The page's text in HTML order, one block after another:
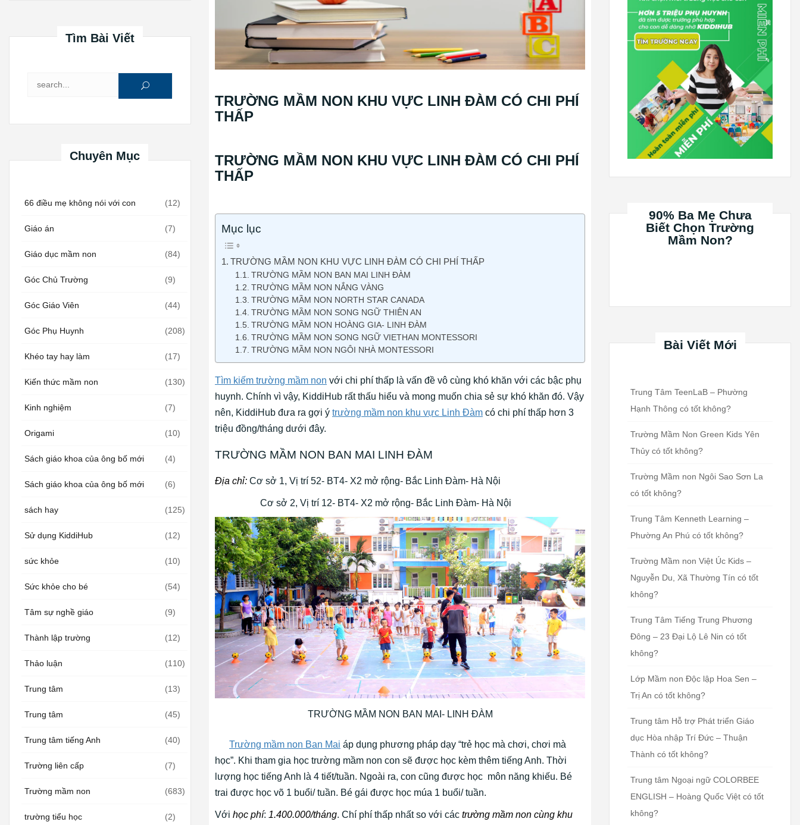
Tìm Bài Viết
Tìm kiếm cho:
Chuyên Mục
66 điều mẹ không nói với con (12)
Giáo án (7)
Giáo dục mầm non (84)
Góc Chủ Trường (9)
Góc Giáo Viên (44)
Góc Phụ Huynh (208)
Khéo tay hay làm (17)
Kiến thức mầm non (130)
Kinh nghiệm (7)
Origami (10)
Sách giáo khoa của ông bố mới (4)
Sách giáo khoa của ông bố mới (6)
sách hay (125)
Sử dụng KiddiHub (12)
sức khỏe (10)
Sức khỏe cho bé (54)
Tâm sự nghề giáo (9)
Thành lập trường (12)
Thảo luận (110)
Trung tâm (13)
Trung tâm (45)
Trung tâm tiếng Anh (40)
Trường liên cấp (7)
Trường mầm non (683)
trường tiểu học (2)
TRƯỜNG MẦM NON KHU VỰC LINH ĐÀM CÓ CHI PHÍ
THẤP
TRƯỜNG MẦM NON KHU VỰC LINH ĐÀM CÓ CHI PHÍ
THẤP
Mục lục
TRƯỜNG MẦM NON KHU VỰC LINH ĐÀM CÓ CHI PHÍ THẤP
TRƯỜNG MẦM NON BAN MAI LINH ĐÀM
TRƯỜNG MẦM NON NẮNG VÀNG
TRƯỜNG MẦM NON NORTH STAR CANADA
TRƯỜNG MẦM NON SONG NGỮ THIÊN AN
TRƯỜNG MẦM NON HOÀNG GIA- LINH ĐÀM
TRƯỜNG MẦM NON SONG NGỮ VIETHAN MONTESSORI
TRƯỜNG MẦM NON NGÔI NHÀ MONTESSORI
Tìm kiếm trường mầm non với chi phí thấp là vấn đề vô cùng khó khăn với các bậc phụ
huynh. Chính vì vậy, KiddiHub rất thấu hiểu và mong muốn chia sẻ sự khó khăn đó. Vậy
nên, KiddiHub đưa ra gợi ý trường mầm non khu vực Linh Đàm có chi phí thấp hơn 3
triệu đồng/tháng dưới đây.
TRƯỜNG MẦM NON BAN MAI LINH ĐÀM
Địa chỉ: Cơ sở 1, Vị trí 52- BT4- X2 mở rộng- Bắc Linh Đàm- Hà Nội
Cơ sở 2, Vị trí 12- BT4- X2 mở rộng- Bắc Linh Đàm- Hà Nội
TRƯỜNG MẦM NON BAN MAI- LINH ĐÀM
Trường mầm non Ban Mai áp dụng phương pháp dạy “trẻ học mà chơi, chơi mà
học”. Khi tham gia học trường mầm non con sẽ được học kèm thêm tiếng Anh. Thời
lượng học tiếng Anh là 4 tiết/tuần. Ngoài ra, con cũng được học môn năng khiếu. Bé
trai được học võ 1 buổi/ tuần. Bé gái được học múa 1 buổi/ tuần.
Với học phí: 1.400.000/tháng. Chí phí thấp nhất so với các trường mầm non cùng khu
90% Ba Mẹ Chưa
Biết Chọn Trường
Mầm Non?
Bài Viết Mới
Trung Tâm TeenLaB – Phường
Hạnh Thông có tốt không?
Trường Mầm Non Green Kids Yên
Thủy có tốt không?
Trường Mầm non Ngôi Sao Sơn La
có tốt không?
Trung Tâm Kenneth Learning –
Phường An Phú có tốt không?
Trường Mầm non Việt Úc Kids –
Nguyễn Du, Xã Thường Tín có tốt
không?
Trung Tâm Tiếng Trung Phương
Đông – 23 Đại Lộ Lê Nin có tốt
không?
Lớp Mầm non Độc lập Hoa Sen –
Trị An có tốt không?
Trung tâm Hỗ trợ Phát triển Giáo
dục Hòa nhập Trí Đức – Thuận
Thành có tốt không?
Trung tâm Ngoại ngữ COLORBEE
ENGLISH – Hoàng Quốc Việt có tốt
không?